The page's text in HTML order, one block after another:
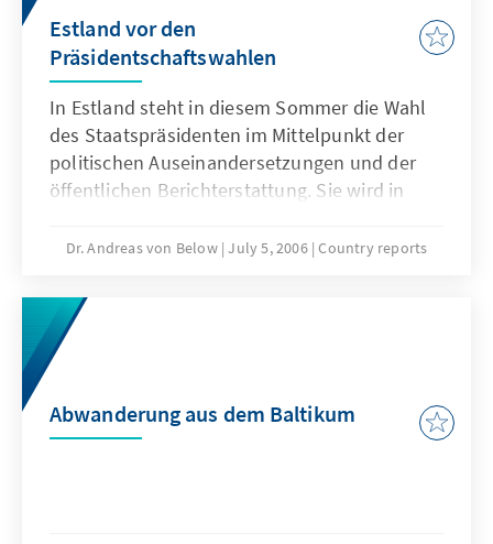
Estland vor den
Präsidentschaftswahlen
In Estland steht in diesem Sommer die Wahl
des Staatspräsidenten im Mittelpunkt der
politischen Auseinandersetzungen und der
öffentlichen Berichterstattung. Sie wird in
nach dem regulieren Ende der fünfjährigen
Arnold Rüütel stattfinden.
Dr. Andreas von Below July 5, 2006 Country reports
Abwanderung aus dem Baltikum